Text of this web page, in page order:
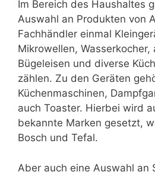
Im Bereich des Haushaltes
Auswahl an Produkten von
Fachhändler einmal
Mikrowellen, Wasserkocher,
Bügeleisen und diverse
zählen. Zu den Geräten
Küchenmaschinen,
auch Toaster. Hierbei wird
bekannte Marken gesetzt,
Bosch und Tefal.
Aber auch eine Auswahl an